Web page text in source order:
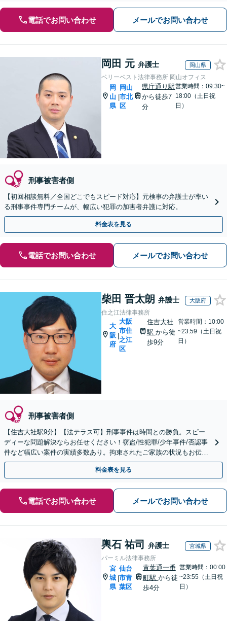
電話でお問い合わせ メールでお問い合わせ
岡田 元 弁護士 岡山県
ベリーベスト法律事務所 岡山オフィス
岡
山
県
|
岡山
市北
区
県庁通り駅
から徒歩7
分
営業時間：09:30~
18:00（土日祝
日）
刑事被害者側
【初回相談無料／全国どこでもスピード対応】元検事の弁護士が率い
る刑事事件専門チームが、幅広い犯罪の加害者弁護に対応。
料金表を見る
電話でお問い合わせ メールでお問い合わせ
柴田 晋太朗 弁護士 大阪府
住之江法律事務所
大
阪
府
|
大阪
市住
之江
区
住吉大社
駅 から徒
歩9分
営業時間：10:00
~23:59（土日祝
日）
刑事被害者側
【住吉大社駅9分】【法テラス可】刑事事件は時間との勝負。スピー
ディーな問題解決ならお任せください！窃盗/性犯罪/少年事件/否認事
件など幅広い案件の実績多数あり。拘束されたご家族の状況もお伝え
します。【初回面談無料】【土日・夜間対応可】
料金表を見る
電話でお問い合わせ メールでお問い合わせ
輿石 祐司 弁護士 宮城県
パーミル法律事務所
宮
城
県
|
仙台
市青
葉区
青葉通一番
町駅 から徒
歩4分
営業時間：00:00
~23:55（土日祝
日）